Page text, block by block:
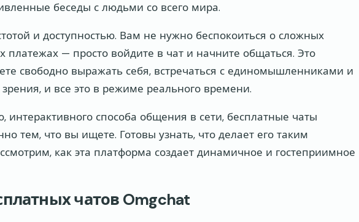
беседы с людьми со всего мира.
и доступностью. Вам не нужно беспокоиться о сложных
платежах — просто войдите в чат и начните общаться. Это
свободно выражать себя, встречаться с единомышленниками и
и все это в режиме реального времени.
интерактивного способа общения в сети, бесплатные чаты
тем, что вы ищете. Готовы узнать, что делает его таким
как эта платформа создает динамичное и гостеприимное
чатов Omgchat